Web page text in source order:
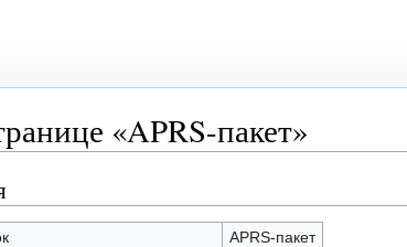
«APRS-пакет»
APRS-пакет